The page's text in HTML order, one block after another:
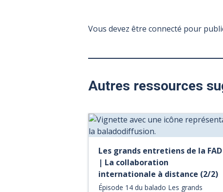
Vous devez être connecté pour
Autres ressources
Les grands entretiens de la FAD
| La collaboration
internationale à distance (2/2)
Épisode 14 du balado Les grands